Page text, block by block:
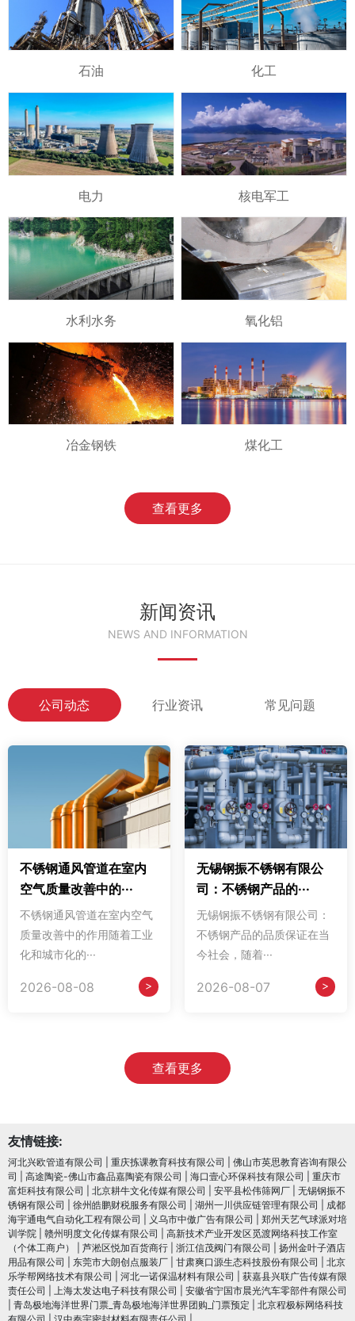
石油 化工
电力 核电军工
水利水务 氧化铝
冶金钢铁 煤化工
查看更多
新闻资讯
NEWS AND INFORMATION
公司动态 行业资讯 常见问题
不锈钢通风管道在室内
空气质量改善中的···
不锈钢通风管道在室内空气
质量改善中的作用随着工业
化和城市化的···
2026-08-08 >
无锡钢振不锈钢有限公
司：不锈钢产品的···
无锡钢振不锈钢有限公司：
不锈钢产品的品质保证在当
今社会，随着···
2026-08-07 >
查看更多
友情链接:
河北兴欧管道有限公司 重庆拣课教育科技有限公司
佛山市英思教育咨询有限公
司
高途陶瓷-佛山市鑫品嘉陶瓷有限公司 海口壹心环保科技有限公司
重庆市
富炬科技有限公司
北京耕牛文化传媒有限公司 安平县松伟筛网厂
无锡钢振不
锈钢有限公司
徐州皓鹏财税服务有限公司 湖州一川供应链管理有限公司
成都
海宇通电气自动化工程有限公司
义乌市中傲广告有限公司
郑州天艺气球派对培
训学院
赣州明度文化传媒有限公司
高新技术产业开发区觅渡网络科技工作室
（个体工商户）
芦淞区悦加百货商行 浙江信茂阀门有限公司
扬州金叶子酒店
用品有限公司
东莞市大朗创点服装厂 甘肃爽口源生态科技股份有限公司
北京
乐学帮网络技术有限公司
河北一诺保温材料有限公司
获嘉县兴联广告传媒有限
责任公司
上海太发达电子科技有限公司
安徽省宁国市晨光汽车零部件有限公司
青岛极地海洋世界门票_青岛极地海洋世界团购_门票预定
北京程极标网络科技